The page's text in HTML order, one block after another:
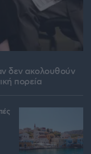
δεν ακολουθούν
πορεία